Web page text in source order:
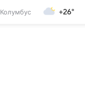
Колумбус +26°